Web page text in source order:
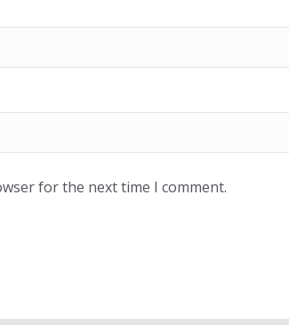
for the next time I comment.